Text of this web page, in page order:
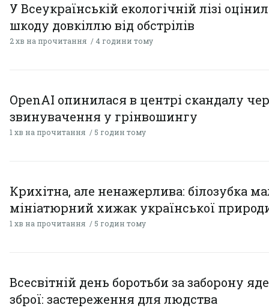
У Всеукраїнській екологічній лізі
шкоду довкіллю від обстрілів
2 хв на прочитання 4 години тому
OpenAI опинилася в центрі скандалу
звинувачення у грінвошингу
1 хв на прочитання 5 годин тому
Крихітна, але ненажерлива: білозубка
мініатюрний хижак української
1 хв на прочитання 5 годин тому
Всесвітній день боротьби за заборону
зброї: застереження для людства